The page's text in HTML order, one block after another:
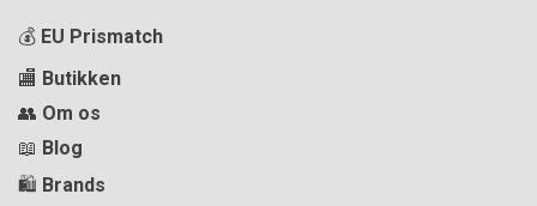
💰 EU Prismatch
🏬 Butikken
👥 Om os
📖 Blog
🛍️ Brands